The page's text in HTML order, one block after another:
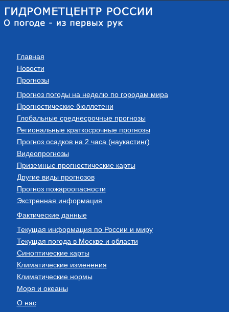
Главная
Новости
Прогнозы
Прогноз погоды на неделю по городам мира
Прогностические бюллетени
Глобальные среднесрочные прогнозы
Региональные краткосрочные прогнозы
Прогноз осадков на 2 часа (наукастинг)
Видеопрогнозы
Приземные прогностические карты
Другие виды прогнозов
Прогноз пожароопасности
Экстренная информация
Фактические данные
Текущая информация по России и миру
Текущая погода в Москве и области
Синоптические карты
Климатические изменения
Климатические нормы
Моря и океаны
О нас